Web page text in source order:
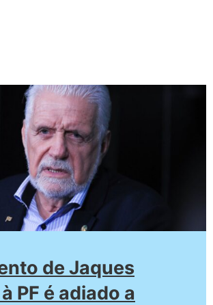
de Jaques
PF é adiado a